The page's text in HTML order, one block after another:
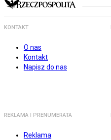
KONTAKT
O nas
Kontakt
Napisz do nas
REKLAMA I PRENUMERATA
Reklama